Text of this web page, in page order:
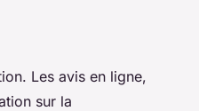
Les avis en ligne,
sur la